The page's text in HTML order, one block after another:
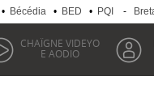
• Bécédia • BED • PQI -
CHAÏGNE VIDEYO
E AODIO